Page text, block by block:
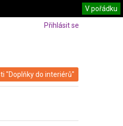
Přihlásit se
"Doplňky do interiérů"
V pořádku